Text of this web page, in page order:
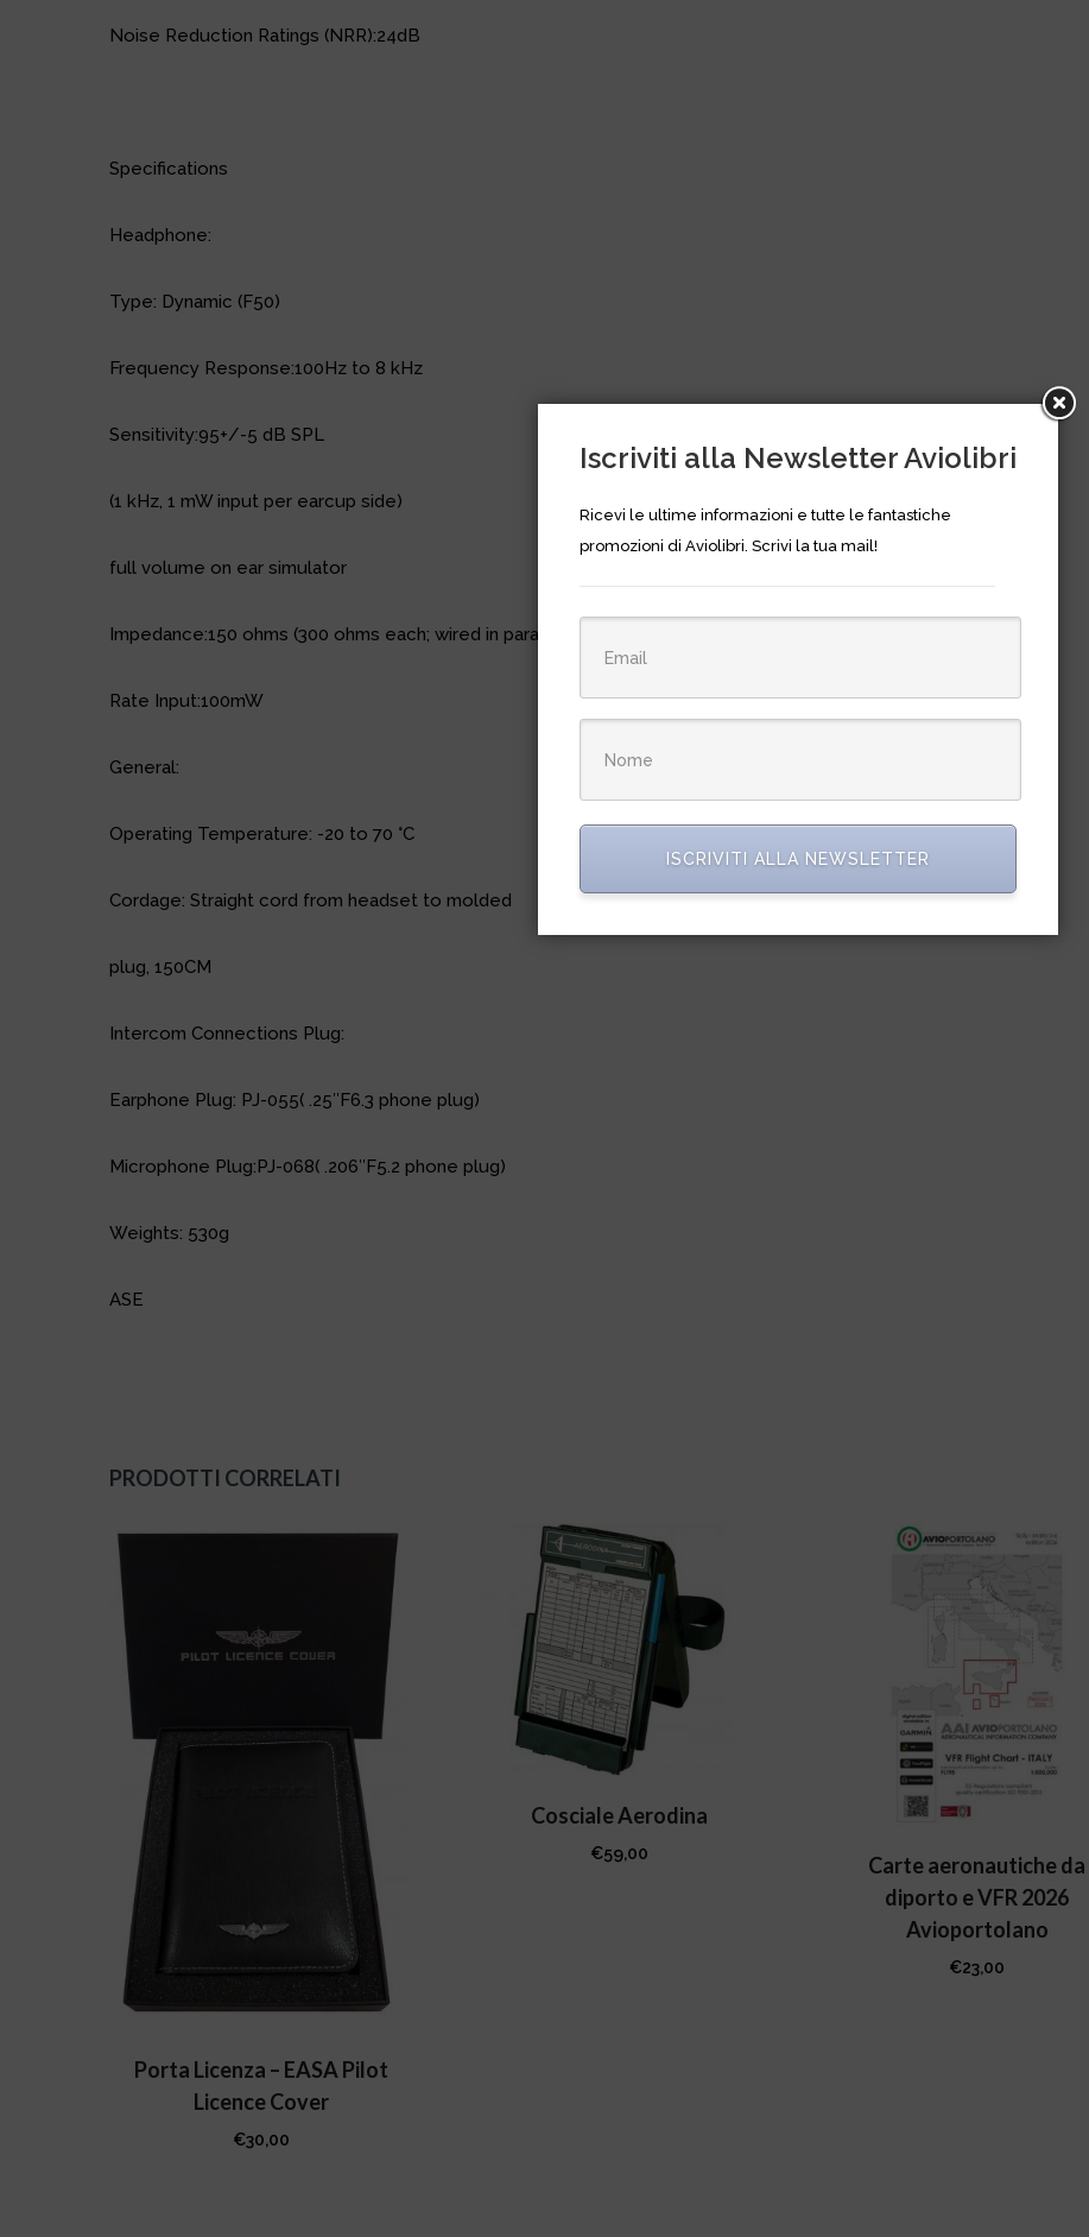
Noise Reduction Ratings (NRR):24dB
Specifications
Headphone:
Type: Dynamic (F50)
Frequency Response:100Hz to 8 kHz
Sensitivity:95+/-5 dB SPL
(1 kHz, 1 mW input per earcup side)
full volume on ear simulator
Impedance:150 ohms (300 ohms each; wired in parallel)
Rate Input:100mW
General:
Operating Temperature: -20 to 70 °C
Cordage: Straight cord from headset to molded
plug, 150CM
Intercom Connections Plug:
Earphone Plug: PJ-055( .25″F6.3 phone plug)
Microphone Plug:PJ-068( .206″F5.2 phone plug)
Weights: 530g
ASE
PRODOTTI CORRELATI
Porta Licenza – EASA Pilot
Licence Cover
€30,00
Cosciale Aerodina
€59,00
Carte aeronautiche da
diporto e VFR 2026
Avioportolano
€23,00
Iscriviti alla Newsletter Aviolibri
Ricevi le ultime informazioni e tutte le fantastiche
promozioni di Aviolibri. Scrivi la tua mail!
ISCRIVITI ALLA NEWSLETTER